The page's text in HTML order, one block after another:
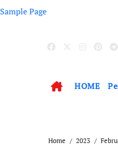
Sample Page
HOME
Home 2023